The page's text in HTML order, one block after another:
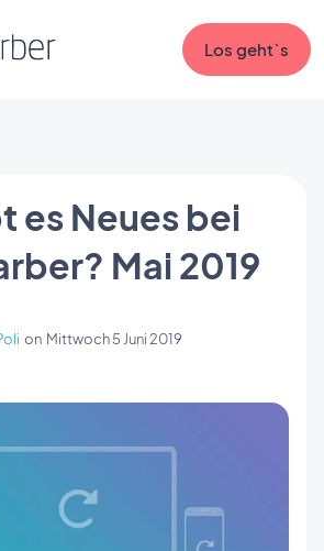
Los geht`s
es Neues bei
Mai 2019
on Mittwoch 5 Juni 2019